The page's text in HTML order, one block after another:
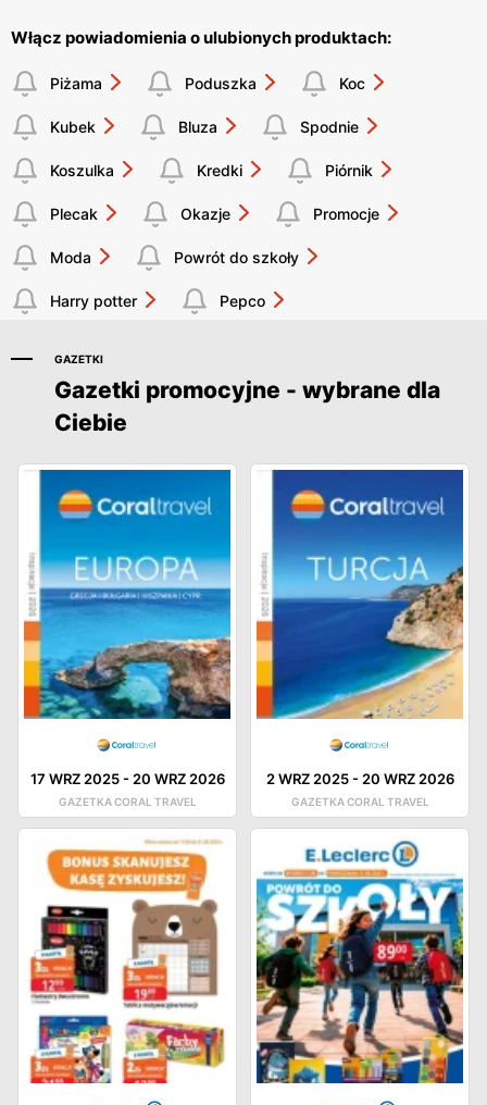
Włącz powiadomienia o ulubionych produktach:
Piżama Poduszka Koc
Kubek Bluza Spodnie
Koszulka Kredki Piórnik
Plecak Okazje Promocje
Moda Powrót do szkoły
Harry potter Pepco
GAZETKI
Gazetki promocyjne - wybrane dla
Ciebie
17 WRZ 2025- 20 WRZ 2026
GAZETKA CORAL TRAVEL
2 WRZ 2025- 20 WRZ 2026
GAZETKA CORAL TRAVEL